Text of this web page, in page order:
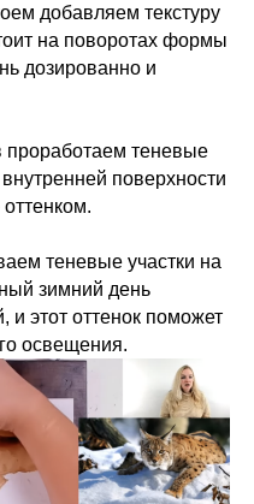
добавляем текстуру
на поворотах формы
дозированно и
проработаем теневые
поверхности
теневые участки на
зимний день
и этот оттенок поможет
освещения.